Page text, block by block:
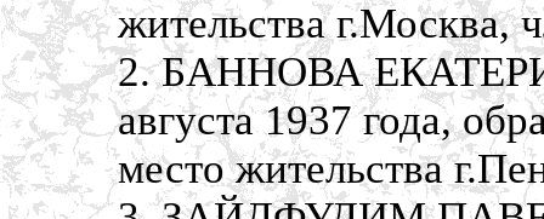
жительства г.Москва,
2. БАННОВА
августа 1937 года,
место жительства